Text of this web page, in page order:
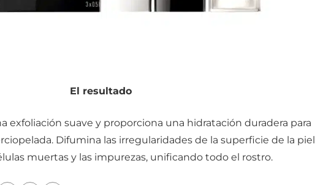
El resultado
exfoliación suave y proporciona una hidratación duradera para
Difumina las irregularidades de la superficie de la piel
muertas y las impurezas, unificando todo el rostro.